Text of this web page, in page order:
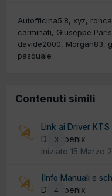
Autofficina5.8 xyz
carminati
Giuseppe
davide2000
Morgan83
pasquale
Contenuti simili
3
Link ai Driver
Da Phoenix
Iniziato 15 Marzo
4
[Info Manuali e
Da Phoenix